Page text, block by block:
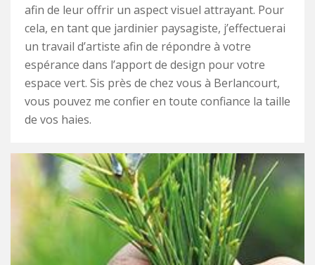
afin de leur offrir un aspect visuel attrayant. Pour
cela, en tant que jardinier paysagiste, j’effectuerai
un travail d’artiste afin de répondre à votre
espérance dans l’apport de design pour votre
espace vert. Sis près de chez vous à Berlancourt,
vous pouvez me confier en toute confiance la taille
de vos haies.